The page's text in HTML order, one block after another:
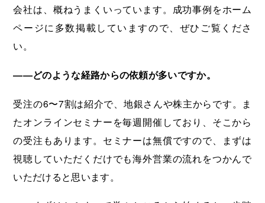
会社は、概ねうまくいっています。成功事例をホーム
ページに多数掲載していますので、ぜひご覧くださ
い。
――どのような経路からの依頼が多いですか。
受注の6〜7割は紹介で、地銀さんや株主からです。ま
たオンラインセミナーを毎週開催しており、そこから
の受注もあります。セミナーは無償ですので、まずは
視聴していただくだけでも海外営業の流れをつかんで
いただけると思います。